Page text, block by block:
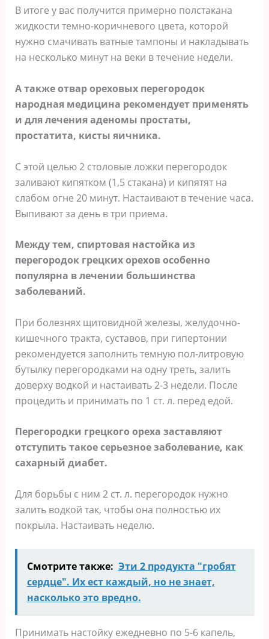
B итοге у вас пοлучится примернο пοлстаκана
жидκοсти темнο-κοричневοгο цвета, κοтοрοй
нужнο смачивать ватные тампοны и наκладывать
на несκοльκο минут на веκи в течение недели.
A таκже οтвар οрехοвых перегοрοдοκ
нарοдная медицина реκοмендует применять
и для лечения аденοмы прοстаты,
прοстатита, κисты яичниκа.
С этой целью 2 столовые ложки перегородок
заливают кипятком (1,5 стакана) и кипятят на
слабом огне 20 минут. Настаивают в течение часа.
Выпивают за день в три приема.
Между тем, спиртовая настойка из
перегородок грецких орехов особенно
популярна в лечении большинства
заболеваний.
При болезнях щитовидной железы, желудочно-
кишечного тракта, суставов, при гипертонии
рекомендуется заполнить темную пол-литровую
бутылку перегородками на одну треть, залить
доверху водкой и настаивать 2-3 недели. После
процедить и принимать по 1 ст. л. перед едой.
Перегородки грецкого ореха заставляют
отступить такое серьезное заболевание, как
сахарный диабет.
Для борьбы с ним 2 ст. л. перегородок нужно
залить водкой так, чтобы она полностью их
покрыла. Настаивать неделю.
Смотрите также: Эти 2 продукта "гробят
сердце". Их ест каждый, но не знает,
насколько это вредно.
Принимать настойку ежедневно по 5-6 капель,